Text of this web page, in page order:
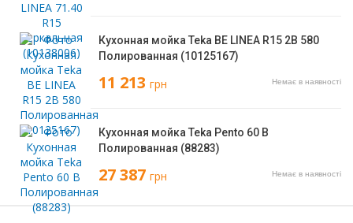
Кухонная мойка Teka BE LINEA R15 2B 580
Полированная (10125167)
11 213 грн Немає в наявності
Кухонная мойка Teka Pento 60 B
Полированная (88283)
27 387 грн Немає в наявності